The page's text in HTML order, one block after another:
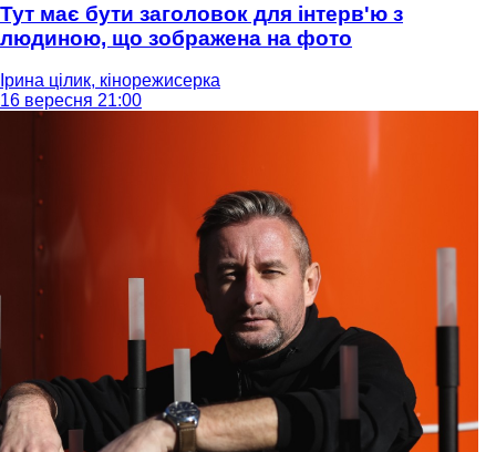
Тут має бути заголовок для інтерв'ю з
людиною, що зображена на фото
Ірина цілик, кінорежисерка
16 вересня 21:00